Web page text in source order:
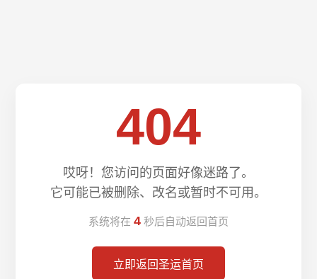
404
哎呀！您访问的页面好像迷路了。
它可能已被删除、改名或暂时不可用。
系统将在 4 秒后自动返回首页
立即返回圣运首页